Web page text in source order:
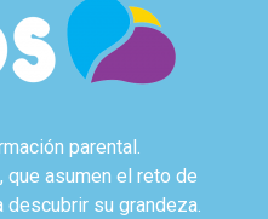
parental.
que asumen el reto de
descubrir su grandeza.